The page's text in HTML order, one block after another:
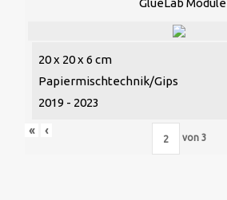
GlueLab Module
20 x 20 x 6 cm
Papiermischtechnik/Gips
2019 - 2023
« ‹
von 3